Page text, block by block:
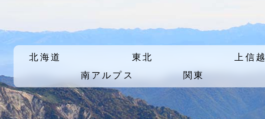
北海道 東北 上信越
南アルプス
関東